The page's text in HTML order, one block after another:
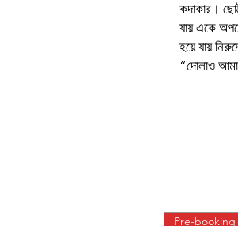
কদাকার।
যায় একে
হয়ে যায়
“দোলাও
Pre-booking